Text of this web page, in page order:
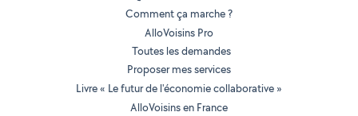
Comment ça marche ?
AlloVoisins Pro
Toutes les demandes
Proposer mes services
Livre « Le futur de l'économie collaborative »
AlloVoisins en France